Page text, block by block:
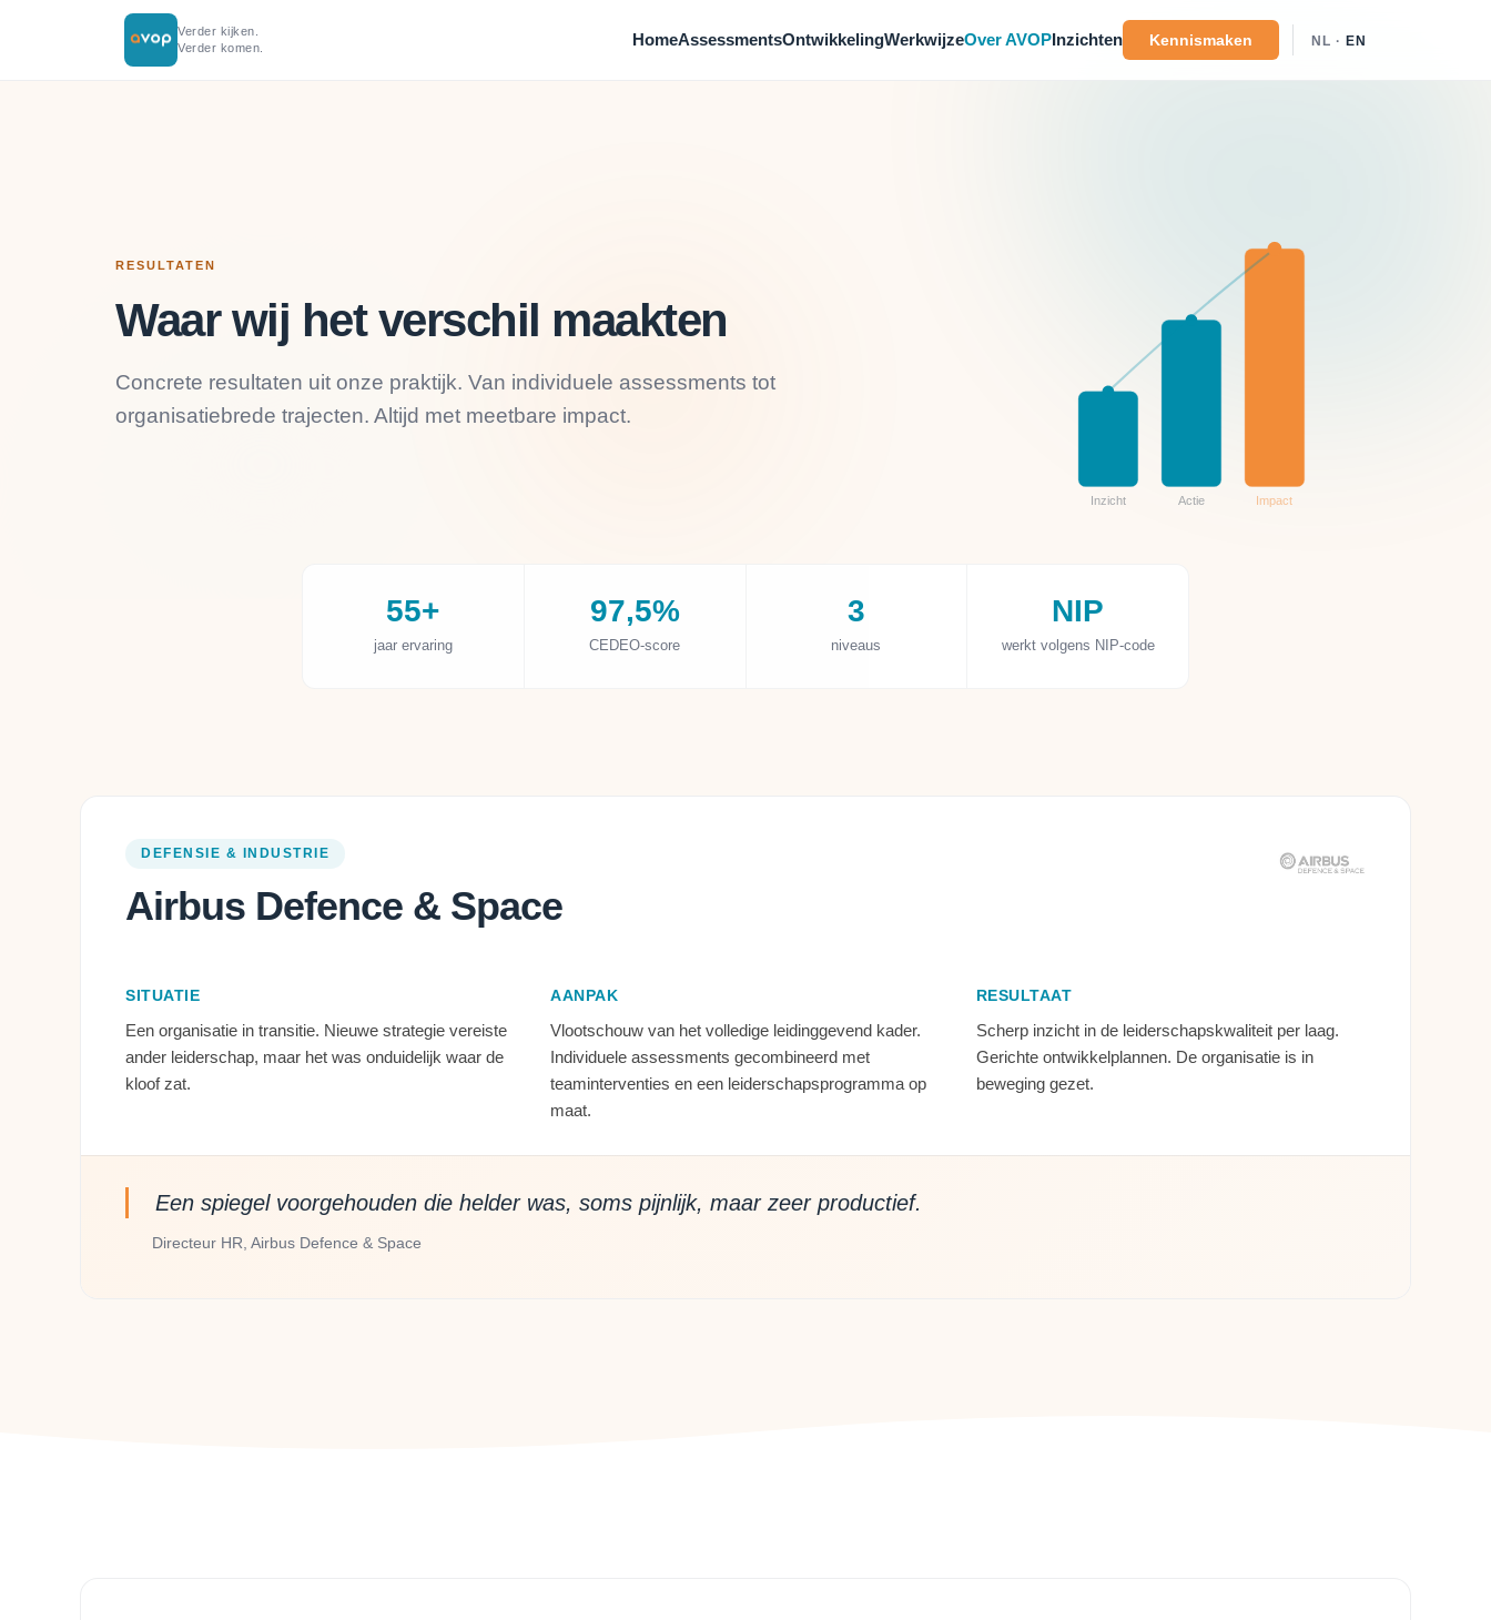
Verder kijken.
Verder komen.
HomeAssessmentsOntwikkelingWerkwijzeOver AVOPInzichten Kennismaken NL · EN
RESULTATEN
Waar wij het verschil maakten
Concrete resultaten uit onze praktijk. Van individuele assessments tot
organisatiebrede trajecten. Altijd met meetbare impact.
Inzicht Actie Impact
55+
jaar ervaring
97,5%
CEDEO-score
3
niveaus
NIP
werkt volgens NIP-code
DEFENSIE & INDUSTRIE
Airbus Defence & Space
SITUATIE
Een organisatie in transitie. Nieuwe strategie vereiste
ander leiderschap, maar het was onduidelijk waar de
kloof zat.
AANPAK
Vlootschouw van het volledige leidinggevend kader.
Individuele assessments gecombineerd met
teaminterventies en een leiderschapsprogramma op
maat.
RESULTAAT
Scherp inzicht in de leiderschapskwaliteit per laag.
Gerichte ontwikkelplannen. De organisatie is in
beweging gezet.
Een spiegel voorgehouden die helder was, soms pijnlijk, maar zeer productief.
Directeur HR, Airbus Defence & Space